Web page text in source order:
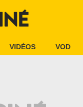
VIDÉOS VOD